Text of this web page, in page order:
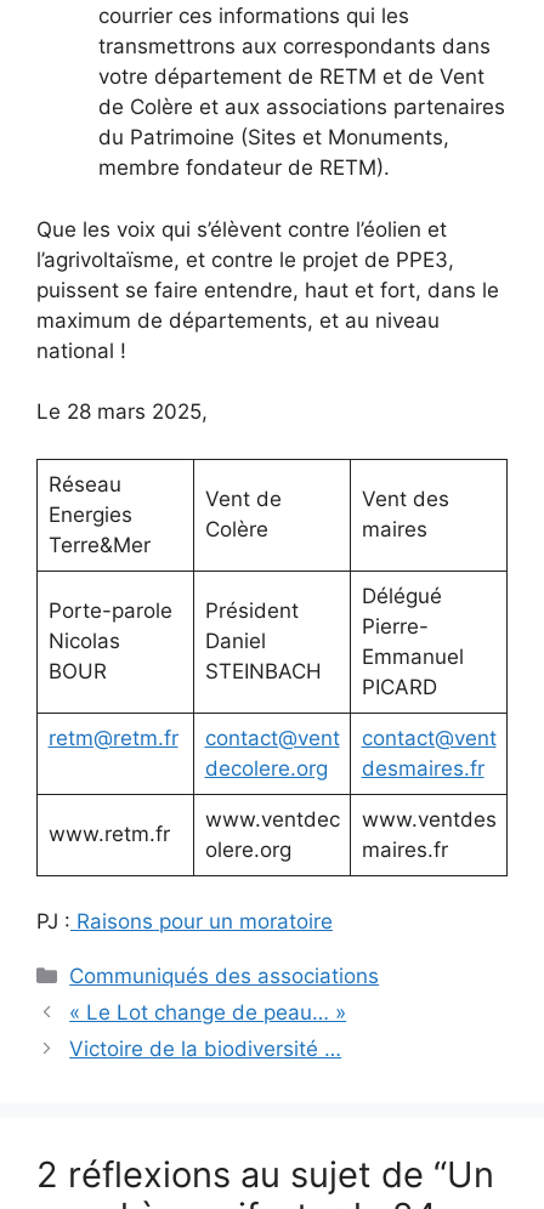
courrier ces informations qui les
transmettrons aux correspondants dans
votre département de RETM et de Vent
de Colère et aux associations partenaires
du Patrimoine (Sites et Monuments,
membre fondateur de RETM).
Que les voix qui s’élèvent contre l’éolien et
l’agrivoltaïsme, et contre le projet de PPE3,
puissent se faire entendre, haut et fort, dans le
maximum de départements, et au niveau
national !
Le 28 mars 2025,
Réseau
Energies
Terre&Mer
Vent de
Colère
Vent des
maires
Porte-parole
Nicolas
BOUR
Président
Daniel
STEINBACH
Délégué
Pierre-
Emmanuel
PICARD
retm@retm.fr
contact@vent
decolere.org
contact@vent
desmaires.fr
www.retm.fr
www.ventdec
olere.org
www.ventdes
maires.fr
PJ : Raisons pour un moratoire
Catégories
Communiqués des associations
« Le Lot change de peau… »
Victoire de la biodiversité …
2 réflexions au sujet de “Un